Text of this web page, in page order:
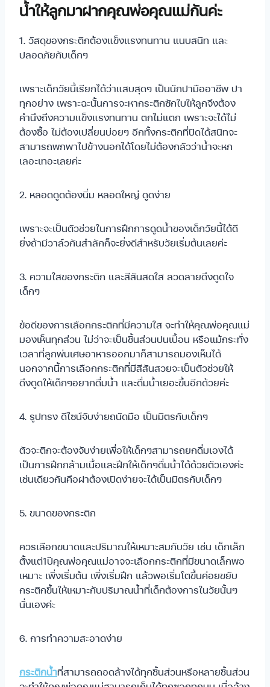
น้ำให้ลูกมาฝากคุณพ่อคุณแม่กันค่ะ
1. วัสดุของกระติกต้องแข็งแรงทนทาน แนบสนิท และ
ปลอดภัยกับเด็กๆ
เพราะเด็กวัยนี้เรียกได้ว่าแสบสุดๆ เป็นนักปามืออาชีพ ปา
ทุกอย่าง เพราะฉะนั้นการจะหากระติกซักใบให้ลูกจึงต้อง
คำนึงถึงความแข็งแรงทนทาน ตกไม่แตก เพราะจะได้ไม่
ต้องซื้อ ไม่ต้องเปลี่ยนบ่อยๆ อีกทั้งกระติกที่ปิดได้สนิทจะ
สามารถพกพาไปข้างนอกได้โดยไม่ต้องกลัวว่าน้ำจะหก
เลอะเทอะเลยค่ะ
2. หลอดดูดต้องนิ่ม หลอดใหญ่ ดูดง่าย
เพราะจะเป็นตัวช่วยในการฝึกการดูดน้ำของเด็กวัยนี้ได้ดี
ยิ่งถ้ามีวาล์วกันสำลักก็จะยิ่งดีสำหรับวัยเริ่มต้นเลยค่ะ
3. ความใสของกระติก และสีสันสดใส ลวดลายดึงดูดใจ
เด็กๆ
ข้อดีของการเลือกกระติกที่มีความใส จะทำให้คุณพ่อคุณแม่
มองเห็นทุกส่วน ไม่ว่าจะเป็นชิ้นส่วนปนเปื้อน หรือแม้กระทั่ง
เวลาที่ลูกพ่นเศษอาหารออกมาก็สามารถมองเห็นได้
นอกจากนี้การเลือกกระติกที่มีสีสันสวยจะเป็นตัวช่วยให้
ดึงดูดให้เด็กๆอยากดื่มน้ำ และดื่มน้ำเยอะขึ้นอีกด้วยค่ะ
4. รูปทรง ดีไซน์จับง่ายถนัดมือ เป็นมิตรกับเด็กๆ
ตัวจะติกจะต้องจับง่ายเพื่อให้เด็กๆสามารถยกดื่มเองได้
เป็นการฝึกกล้ามเนื้อและฝึกให้เด็กๆดื่มน้ำได้ด้วยตัวเองค่ะ
เช่นเดียวกันคือฝาต้องเปิดง่ายจะได้เป็นมิตรกับเด็กๆ
5. ขนาดของกระติก
ควรเลือกขนาดและปริมาณให้เหมาะสมกับวัย เช่น เด็กเล็ก
ตั้งแต่1ปีคุณพ่อคุณแม่อาจจะเลือกกระติกที่มีขนาดเล็กพอ
เหมาะ เพิ่งเริ่มต้น เพิ่งเริ่มฝึก แล้วพอเริ่มโตขึ้นค่อยขยับ
กระติกขึ้นให้เหมาะกับปริมาณน้ำที่เด็กต้องการในวัยนั้นๆ
นั่นเองค่ะ
6. การทำความสะอาดง่าย
กระติกน้ำที่สามารถถอดล้างได้ทุกชิ้นส่วนหรือหลายชิ้นส่วน